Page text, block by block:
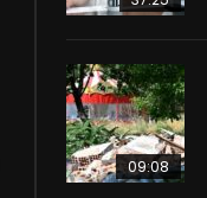
09:08